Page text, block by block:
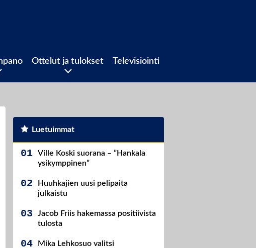
Ottelut ja tulokset Televisiointi
Luetuimmat
Ville Koski suorana – ”Hankala
ysikymppinen”
Huuhkajien uusi pelipaita
julkaistu
Jacob Friis hakemassa positiivista
tulosta
Mika Lehkosuo valitsi